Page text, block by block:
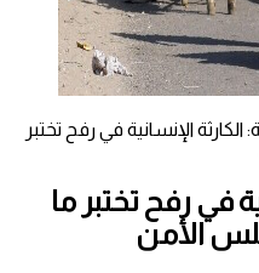
الكارثة الإنسانية في رفح تختبر
في رفح تختبر ما
الأمن